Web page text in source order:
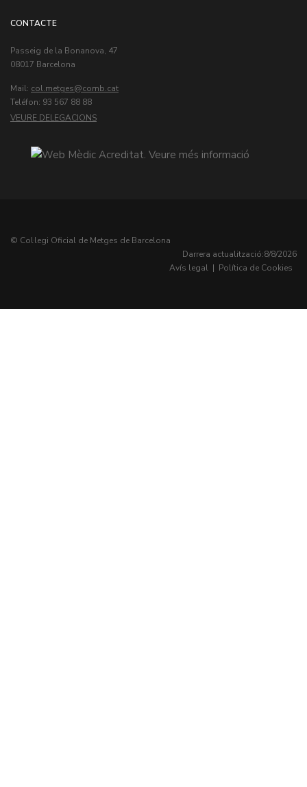
CONTACTE
Passeig de la Bonanova, 47
08017 Barcelona
Mail: col.metges
Teléfon: 93 567 88 88
VEURE DELEGACIONS
© Col·legi Oficial de Metges de Barcelona
Darrera actualització:8/8/2026
Avís legal | Política de Cookies